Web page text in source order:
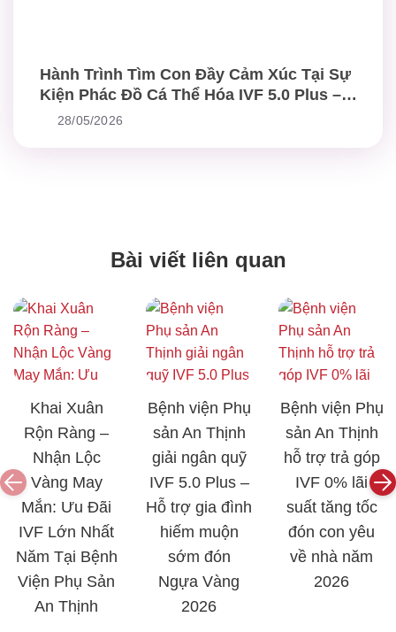
Hành Trình Tìm Con Đầy Cảm Xúc Tại Sự
Kiện Phác Đồ Cá Thể Hóa IVF 5.0 Plus –
Chuẩn Mực Mới Trong Điều Trị Hiếm Muộn
28/05/2026
Bài viết liên quan
Khai Xuân
Rộn Ràng –
Nhận Lộc
Vàng May
Mắn: Ưu Đãi
IVF Lớn Nhất
Năm Tại Bệnh
Viện Phụ Sản
An Thịnh
Bệnh viện Phụ
sản An Thịnh
giải ngân quỹ
IVF 5.0 Plus –
Hỗ trợ gia đình
hiếm muộn
sớm đón
Ngựa Vàng
2026
Bệnh viện Phụ
sản An Thịnh
hỗ trợ trả góp
IVF 0% lãi
suất tăng tốc
đón con yêu
về nhà năm
2026